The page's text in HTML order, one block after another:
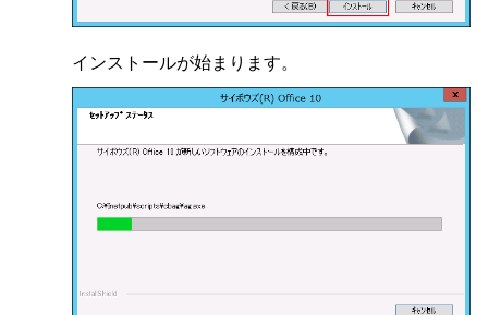
インストールが始まります。